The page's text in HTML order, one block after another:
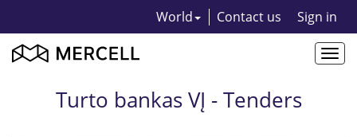
World Contact us Sign in
Turto bankas VĮ - Tenders